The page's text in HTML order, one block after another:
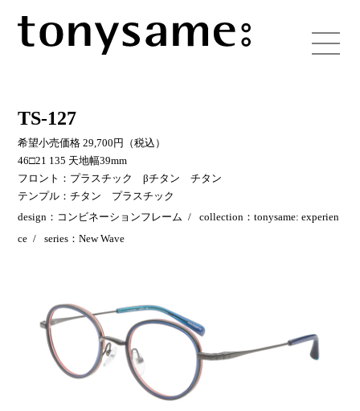
TS-127
希望小売価格 29,700円（税込）
46□21 135 天地幅39mm
フロント：プラスチック βチタン チタン
テンプル：チタン プラスチック
design：コンビネーションフレーム
collection：tonysame: experien
ce
series：New Wave